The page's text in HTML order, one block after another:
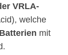
VRLA-
welche
mit